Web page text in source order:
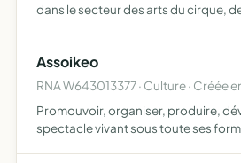
dans le secteur des arts du cirque,
sous…
Assoikeo
RNA W643013377 · Culture · Créée
Promouvoir, organiser, produire,
spectacle vivant sous toute ses